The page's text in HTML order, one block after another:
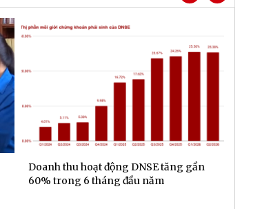
Doanh thu hoạt động DNSE tăng gần
60% trong 6 tháng đầu năm